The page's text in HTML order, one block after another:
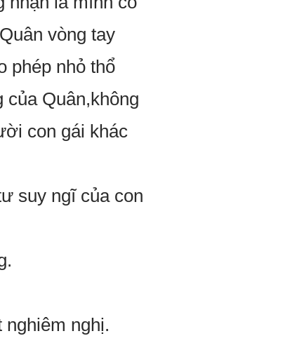
vòng tay
phép nhỏ thổ
Quân,không
con gái khác
suy ngĩ của con
nghị.